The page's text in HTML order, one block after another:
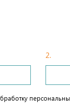
2.С